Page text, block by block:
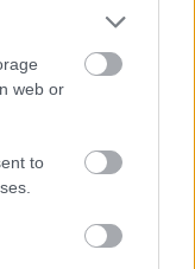
web or
to